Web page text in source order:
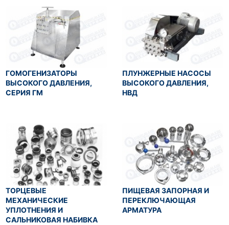
ГОМОГЕНИЗАТОРЫ
ВЫСОКОГО ДАВЛЕНИЯ,
СЕРИЯ ГМ
ПЛУНЖЕРНЫЕ НАСОСЫ
ВЫСОКОГО ДАВЛЕНИЯ,
НВД
ТОРЦЕВЫЕ
МЕХАНИЧЕСКИЕ
УПЛОТНЕНИЯ И
САЛЬНИКОВАЯ НАБИВКА
ПИЩЕВАЯ ЗАПОРНАЯ И
ПЕРЕКЛЮЧАЮЩАЯ
АРМАТУРА